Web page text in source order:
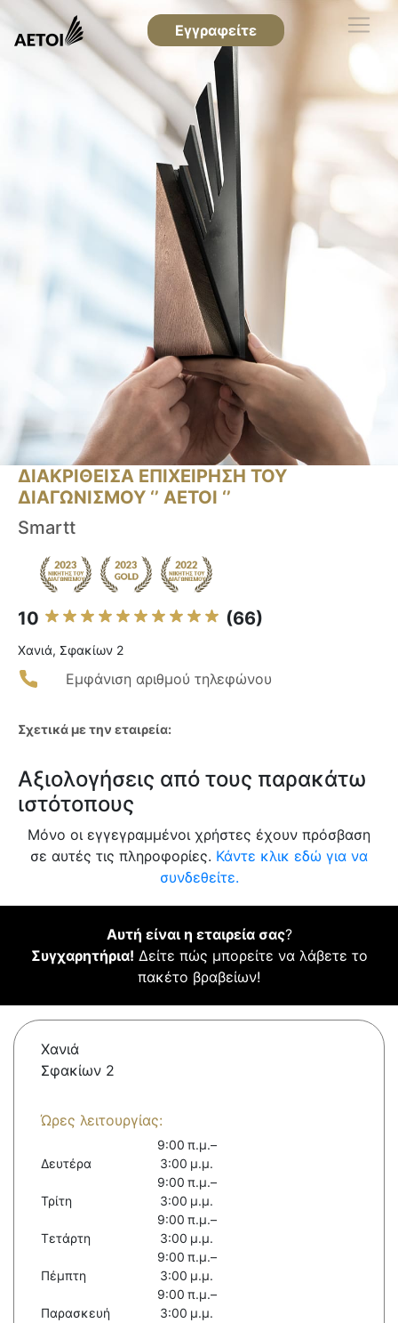
Εγγραφείτε
ΔΙΑΚΡΙΘΕΙΣΑ ΕΠΙΧΕΙΡΗΣΗ ΤΟΥ
ΔΙΑΓΩΝΙΣΜΟΥ ‘’ ΑΕΤΟΙ ‘’
Smartt
10 (66)
Χανιά, Σφακίων 2
Εμφάνιση αριθμού τηλεφώνου
Σχετικά με την εταιρεία:
Αξιολογήσεις από τους παρακάτω
ιστότοπους
Μόνο οι εγγεγραμμένοι χρήστες έχουν πρόσβαση
σε αυτές τις πληροφορίες. Κάντε κλικ εδώ για να
συνδεθείτε.
Αυτή είναι η εταιρεία σας?
Συγχαρητήρια! Δείτε πώς μπορείτε να λάβετε το
πακέτο βραβείων!
Χανιά
Σφακίων 2
Ώρες λειτουργίας:
Δευτέρα
9:00 π.μ.–
3:00 μ.μ.
Τρίτη
9:00 π.μ.–
3:00 μ.μ.
Τετάρτη
9:00 π.μ.–
3:00 μ.μ.
Πέμπτη
9:00 π.μ.–
3:00 μ.μ.
Παρασκευή
9:00 π.μ.–
3:00 μ.μ.